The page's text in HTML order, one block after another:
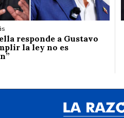
responde a Gustavo
la ley no es